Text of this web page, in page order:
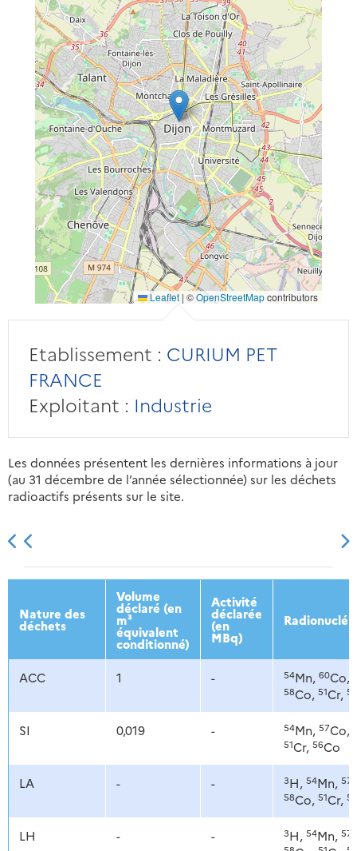
Leaflet|©OpenStreetMapcontributors
Etablissement : CURIUM PET
FRANCE
Exploitant : Industrie
Les données présentent les dernières informations à jour
(au 31 décembre de l’année sélectionnée) sur les déchets
radioactifs présents sur le site.
2013 2014 2015 2016
Nature des
déchets
Volume
déclaré (en
m³
équivalent
conditionné)
Activité
déclarée
(en
MBq)
ACC 1 - 54Mn, 60Co,
58Co, 51Cr, 56
SI 0,019 - 54Mn, 57Co,
51Cr, 56Co
LA - - 3H, 54Mn, 57
58Co, 51Cr, 56
LH - - 3H, 54Mn, 57